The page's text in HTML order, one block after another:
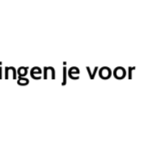
je voor